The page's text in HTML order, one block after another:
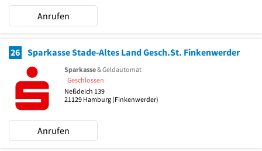
Anrufen
26 Sparkasse Stade-Altes Land Gesch.St. Finkenwerder
Sparkasse& Geldautomat
Geschlossen
Neßdeich 139
21129 Hamburg (Finkenwerder)
Anrufen